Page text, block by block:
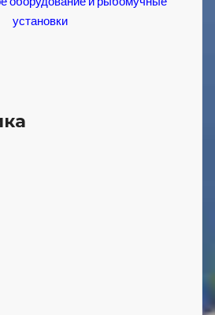
установки